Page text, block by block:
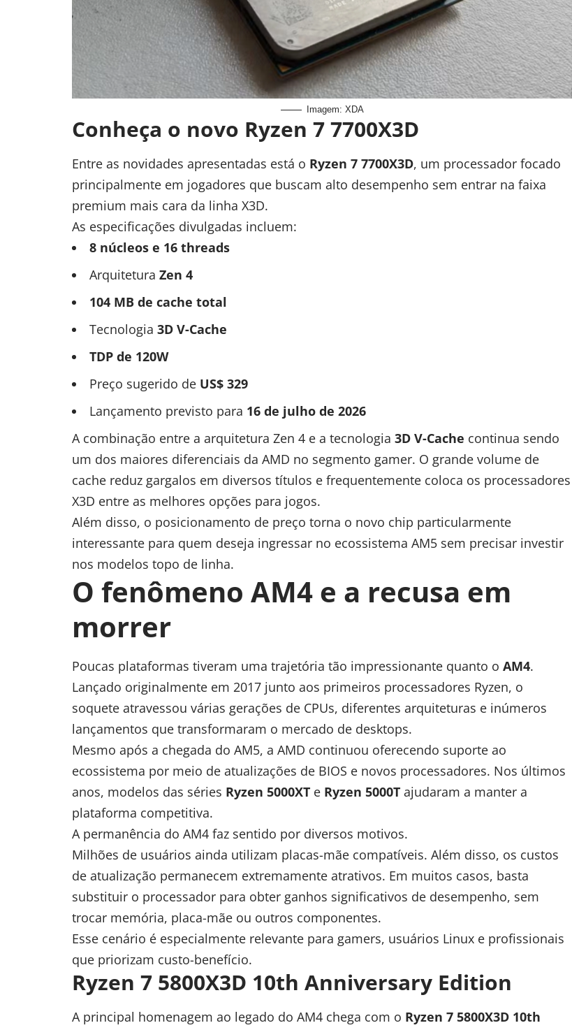
Imagem: XDA
Conheça o novo Ryzen 7 7700X3D
Entre as novidades apresentadas está o Ryzen 7 7700X3D, um processador focado
principalmente em jogadores que buscam alto desempenho sem entrar na faixa
premium mais cara da linha X3D.
As especificações divulgadas incluem:
8 núcleos e 16 threads
Arquitetura Zen 4
104 MB de cache total
Tecnologia 3D V-Cache
TDP de 120W
Preço sugerido de US$ 329
Lançamento previsto para 16 de julho de 2026
A combinação entre a arquitetura Zen 4 e a tecnologia 3D V-Cache continua sendo
um dos maiores diferenciais da AMD no segmento gamer. O grande volume de
cache reduz gargalos em diversos títulos e frequentemente coloca os processadores
X3D entre as melhores opções para jogos.
Além disso, o posicionamento de preço torna o novo chip particularmente
interessante para quem deseja ingressar no ecossistema AM5 sem precisar investir
nos modelos topo de linha.
O fenômeno AM4 e a recusa em
morrer
Poucas plataformas tiveram uma trajetória tão impressionante quanto o AM4.
Lançado originalmente em 2017 junto aos primeiros processadores Ryzen, o
soquete atravessou várias gerações de CPUs, diferentes arquiteturas e inúmeros
lançamentos que transformaram o mercado de desktops.
Mesmo após a chegada do AM5, a AMD continuou oferecendo suporte ao
ecossistema por meio de atualizações de BIOS e novos processadores. Nos últimos
anos, modelos das séries Ryzen 5000XT e Ryzen 5000T ajudaram a manter a
plataforma competitiva.
A permanência do AM4 faz sentido por diversos motivos.
Milhões de usuários ainda utilizam placas-mãe compatíveis. Além disso, os custos
de atualização permanecem extremamente atrativos. Em muitos casos, basta
substituir o processador para obter ganhos significativos de desempenho, sem
trocar memória, placa-mãe ou outros componentes.
Esse cenário é especialmente relevante para gamers, usuários Linux e profissionais
que priorizam custo-benefício.
Ryzen 7 5800X3D 10th Anniversary Edition
A principal homenagem ao legado do AM4 chega com o Ryzen 7 5800X3D 10th